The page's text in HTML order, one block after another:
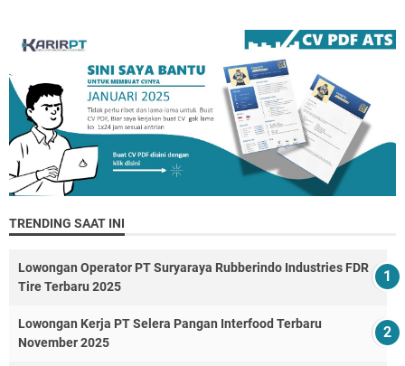
TRENDING SAAT INI
Lowongan Operator PT Suryaraya Rubberindo Industries FDR
Tire Terbaru 2025
Lowongan Kerja PT Selera Pangan Interfood Terbaru
November 2025